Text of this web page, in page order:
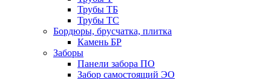
Трубы ТБ
Трубы ТС
Бордюры, брусчатка, плитка
Камень БР
Заборы
Панели забора ПО
Забор самостоящий ЭО